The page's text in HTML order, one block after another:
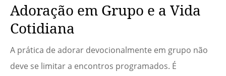
Adoração em Grupo e a Vida
Cotidiana
A prática de adorar devocionalmente em grupo não
deve se limitar a encontros programados. É